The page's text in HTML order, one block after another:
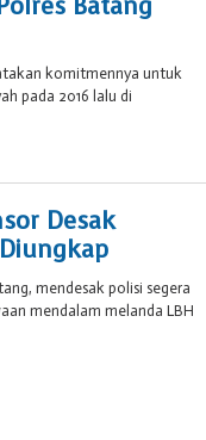
Batang
komitmennya untuk
pada 2016 lalu di
Desak
mendesak polisi segera
mendalam melanda LBH